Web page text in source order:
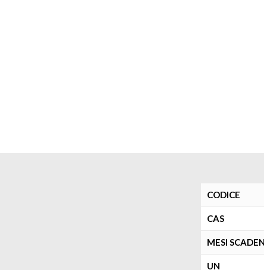
CODICE
CAS
MESI
UN